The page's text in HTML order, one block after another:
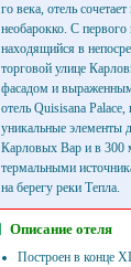
го века, отель
необарокко. С первого
находящийся в
торговой улице
фасадом и
отель Quisisana
уникальные элементы
Карловых Вар и в 300
термальными
на берегу реки Тепла.
Описание отеля
Построен в конце